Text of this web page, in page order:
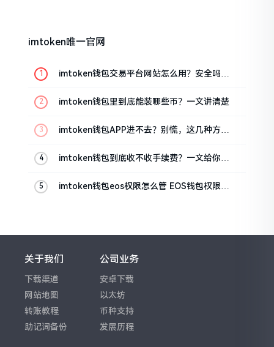
imtoken唯一官网
imtoken钱包交易平台网站怎么用？安全吗？
imtoken钱包里到底能装哪些币？一文讲清楚
imtoken钱包APP进不去？别慌，这几种方法
imtoken钱包到底收不收手续费？一文给你说
imtoken钱包eos权限怎么管 EOS钱包权限设
关于我们
下载渠道
网站地图
转账教程
助记词备份
公司业务
安卓下载
以太坊
币种支持
发展历程